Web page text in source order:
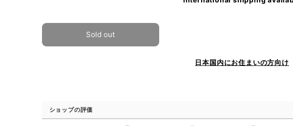
Sold out
日本国内にお住まいの方向け
ショップの評価